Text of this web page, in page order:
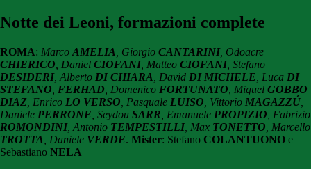
Notte dei Leoni, formazioni complete
ROMA: Marco AMELIA , Giorgio CANTARINI, Odoacre
CHIERICO , Daniel CIOFANI, Matteo CIOFANI, Stefano
DESIDERI, Alberto DI CHIARA , David DI MICHELE , Luca DI
STEFANO FERHAD , Domenico FORTUNATO , Miguel GOBBO
DIAZ , Enrico LO VERSO , Pasquale LUISO , Vittorio MAGAZZÚ
Daniele PERRONE , Seydou SARR , Emanuele PROPIZIO , Fabrizio
ROMONDINI, Antonio TEMPESTILLI, Max TONETTO , Marcello
TROTTA
, Daniele VERDE. Mister: Stefano COLANTUONO e
Sebastiano NELA